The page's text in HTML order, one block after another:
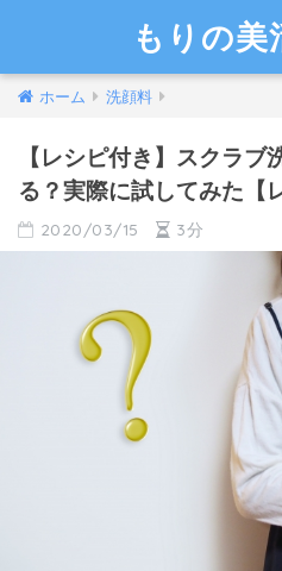
もりの
ホーム 洗顔料
【レシピ付き】スクラブ
る？実際に試してみた【
2020/03/15 3分